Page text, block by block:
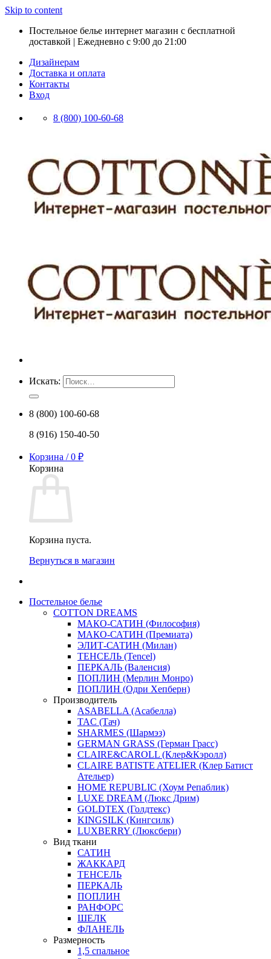
Skip to content
Постельное белье интернет магазин с бесплатной
доставкой | Ежедневно с 9:00 до 21:00
Дизайнерам
Доставка и оплата
Контакты
Вход
8 (800) 100-60-68
Искать:
8 (800) 100-60-68
8 (916) 150-40-50
Корзина /0 ₽
Корзина
Корзина пуста.
Вернуться в магазин
Постельное белье
COTTON DREAMS
МАКО-САТИН (Философия)
МАКО-САТИН (Премиата)
ЭЛИТ-САТИН (Милан)
ТЕНСЕЛЬ (Tencel)
ПЕРКАЛЬ (Валенсия)
ПОПЛИН (Мерлин Монро)
ПОПЛИН (Одри Хепберн)
Производитель
ASABELLA (Асабелла)
TAC (Тач)
SHARMES (Шармэз)
GERMAN GRASS (Герман Грасс)
CLAIRE&CAROLL (Клер&Кэролл)
CLAIRE BATISTE ATELIER (Клер Батист
Ательер)
HOME REPUBLIC (Хоум Репаблик)
LUXE DREAM (Люкс Дрим)
GOLDTEX (Голдтекс)
KINGSILK (Кингсилк)
LUXBERRY (Люксбери)
Вид ткани
САТИН
ЖАККАРД
ТЕНСЕЛЬ
ПЕРКАЛЬ
ПОПЛИН
РАНФОРС
ШЕЛК
ФЛАНЕЛЬ
Размерность
1,5 спальное